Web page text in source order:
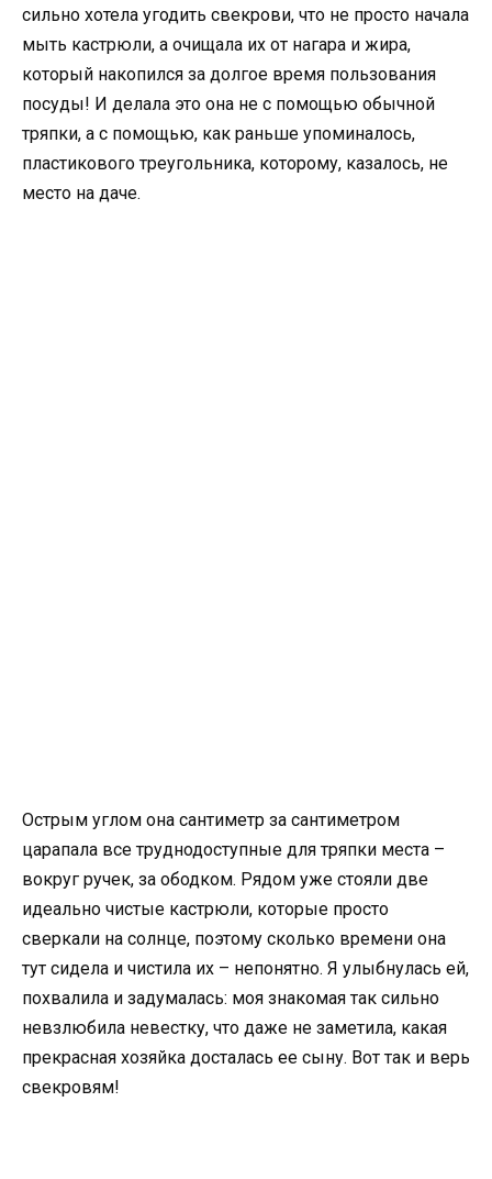
сильно хотела угодить свекрови, что не просто начала
мыть кастрюли, а очищала их от нагара и жира,
который накопился за долгое время пользования
посуды! И делала это она не с помощью обычной
тряпки, а с помощью, как раньше упоминалось,
пластикового треугольника, которому, казалось, не
место на даче.
Острым углом она сантиметр за сантиметром
царапала все труднодоступные для тряпки места –
вокруг ручек, за ободком. Рядом уже стояли две
идеально чистые кастрюли, которые просто
сверкали на солнце, поэтому сколько времени она
тут сидела и чистила их – непонятно. Я улыбнулась ей,
похвалила и задумалась: моя знакомая так сильно
невзлюбила невестку, что даже не заметила, какая
прекрасная хозяйка досталась ее сыну. Вот так и верь
свекровям!